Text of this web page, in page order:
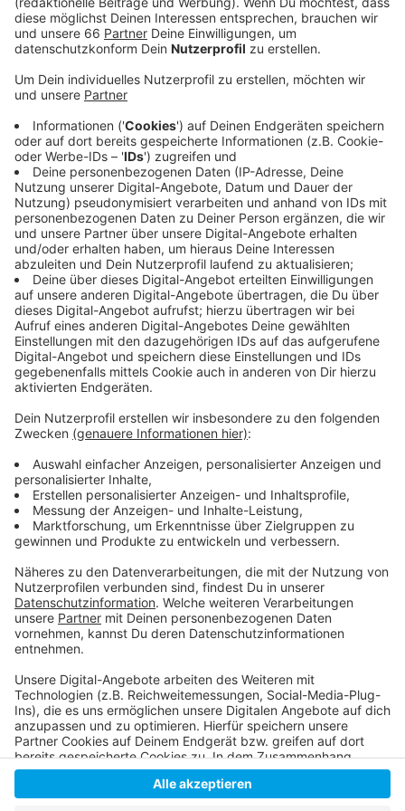
Veröffentlicht:Mittwoch, 28.09.2022 04:39
Von 22 Uhr bis 5 Uhr morgens wird der Zustand der
Kniebrücke unter die Lupe genommen. Die Stadt
richtet für uns weiträumige Umleitungen ein. Diese
Routine-Untersuchungen werden alle drei Jahre an den
Brücken durchgeführt. Im Fokus steht dabei die
Verkehrssicherheit. So wird in der kommenden Nacht
die gesamte Rheinkniebrücke vermessen, um
eventuelle Veränderungen am Bauwerk festzustellen.
Anzeige
Weitere Infos und Links zum Thema:
Anzeige
Die Meldung der Stadt
Die Düsseldorfer "Brückenfamilie"
Anzeige
Anzeige